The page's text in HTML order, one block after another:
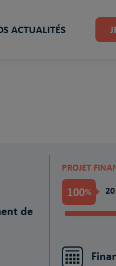
ACTUALITÉS
de
PROJET
100%